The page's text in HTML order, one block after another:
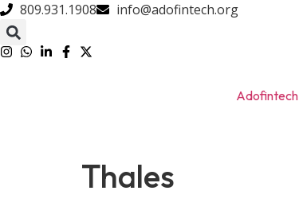
809.931.1908 info@adofintech.org
Adofintech
Thales